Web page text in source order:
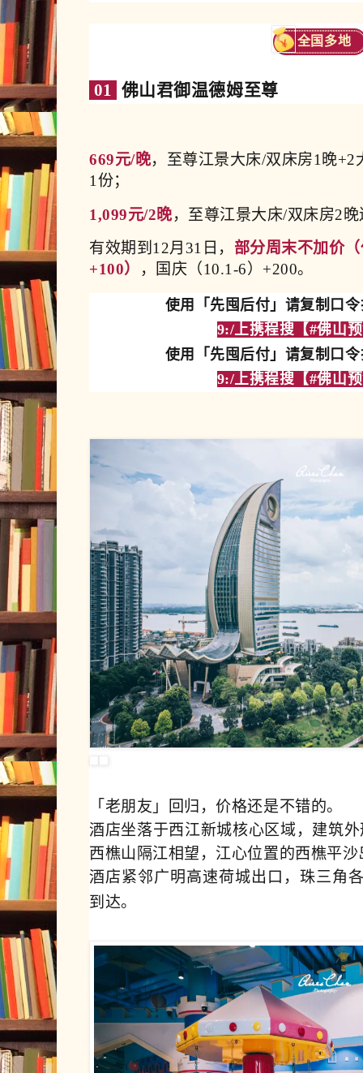
全国多地
01 佛山君御温德姆至尊
669元/晚，至尊江景大床/双床房1晚+2
1份；
1,099元/2晚，至尊江景大床/双床房2
有效期到12月31日， 部分周末不加价
+100）
，国庆（10.1-6）+200。
使用「先囤后付」请复制口
9:/上携程搜【#佛山
使用「先囤后付」请复制口
9:/上携程搜【#佛山
「老朋友」回归，价格还是不错的。
酒店坐落于西江新城核心区域，建筑
西樵山隔江相望，江心位置的西樵平
酒店紧邻广明高速荷城出口，珠三角
到达。